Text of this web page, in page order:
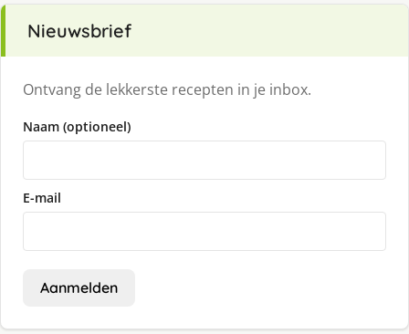
Nieuwsbrief
Ontvang de lekkerste recepten in je inbox.
Naam (optioneel)
E-mail
Aanmelden